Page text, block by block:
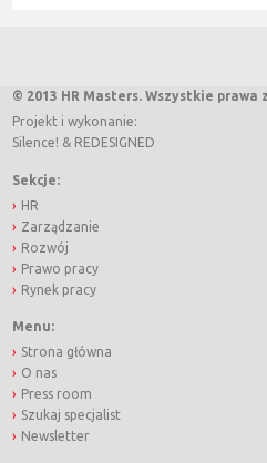
© 2013 HR Masters. Wszystkie prawa
Projekt i wykonanie:
Silence! & REDESIGNED
Sekcje:
HR
Zarządzanie
Rozwój
Prawo pracy
Rynek pracy
Menu:
Strona główna
O nas
Press room
Szukaj specjalist
Newsletter